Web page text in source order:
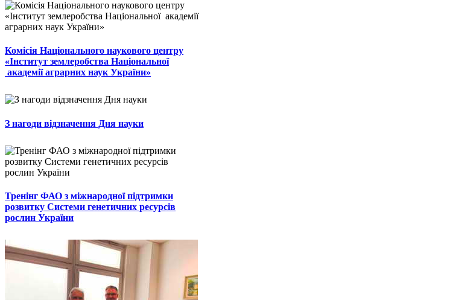
Комісія Національного наукового центру
«Інститут землеробства Національної
академії аграрних наук України»
З нагоди відзначення Дня науки
Тренінг ФАО з міжнародної підтримки
розвитку Системи генетичних ресурсів
рослин України